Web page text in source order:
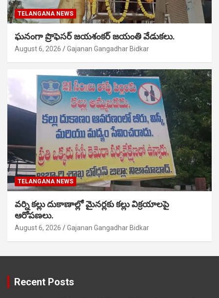
TELANGANA NEWS
ఘనంగా ప్రొఫెసర్ జయశంకర్ జయంతి వేడుకలు.
August 6, 2026 Gajanan Gangadhar Bidkar
TELANGANA NEWS
వర్ని కల్లు దుకాణాల్లో మైనర్లకు కల్లు విక్రయాలపై
ఆరోపణలు.
August 6, 2026 Gajanan Gangadhar Bidkar
Recent Posts